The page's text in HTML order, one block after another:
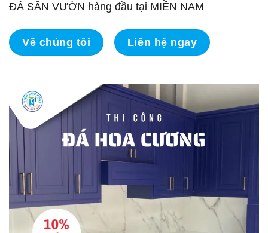
ĐÁ SÂN VƯỜN hàng đầu tại MIỀN NAM
Về chúng tôi Liên hệ ngay